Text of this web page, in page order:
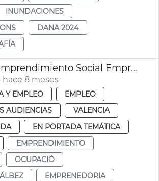
INUNDACIONES
DANA 2024
Premios Emprendimiento Social Emprendedores Riada 2025
8 meses
Y EMPLEO
EMPLEO
AUDIENCIAS
VALENCIA
EN PORTADA TEMÁTICA
EMPRENDIMIENTO
OCUPACIÓ
EMPRENEDORIA